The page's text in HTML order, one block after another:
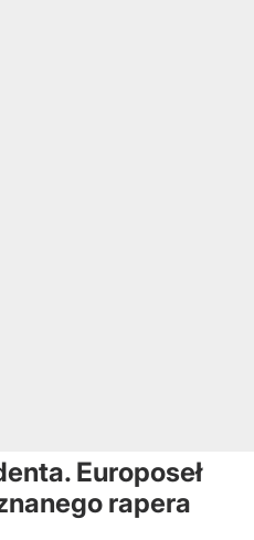
Europoseł
rapera